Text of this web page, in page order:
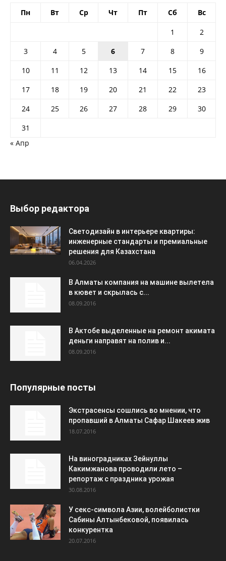
Пн Вт Ср Чт Пт Сб Вс
1
2
3
4 5 6 7 8
9
10
11 12 13 14 15
16
17
18 19 20 21 22
23
24
25 26 27 28 29
30
31
« Апр
Выбор редактора
Светодизайн в интерьере квартиры:
инженерные стандарты и премиальные
решения для Казахстана
06.04.2026
В Алматы компания на машине вылетела
в кювет и скрылась с...
08.09.2016
В Актобе выделенные на ремонт акимата
деньги направят на полив и...
08.09.2016
Популярные посты
Экстрасенсы сошлись во мнении, что
пропавший в Алматы Сафар Шакеев жив
18.07.2016
На виноградниках Зейнуллы
Какимжанова проводили лето –
репортаж с праздника урожая
30.08.2016
У секс-символа Азии, волейболистки
Сабины Алтынбековой, появилась
конкурентка
20.07.2016